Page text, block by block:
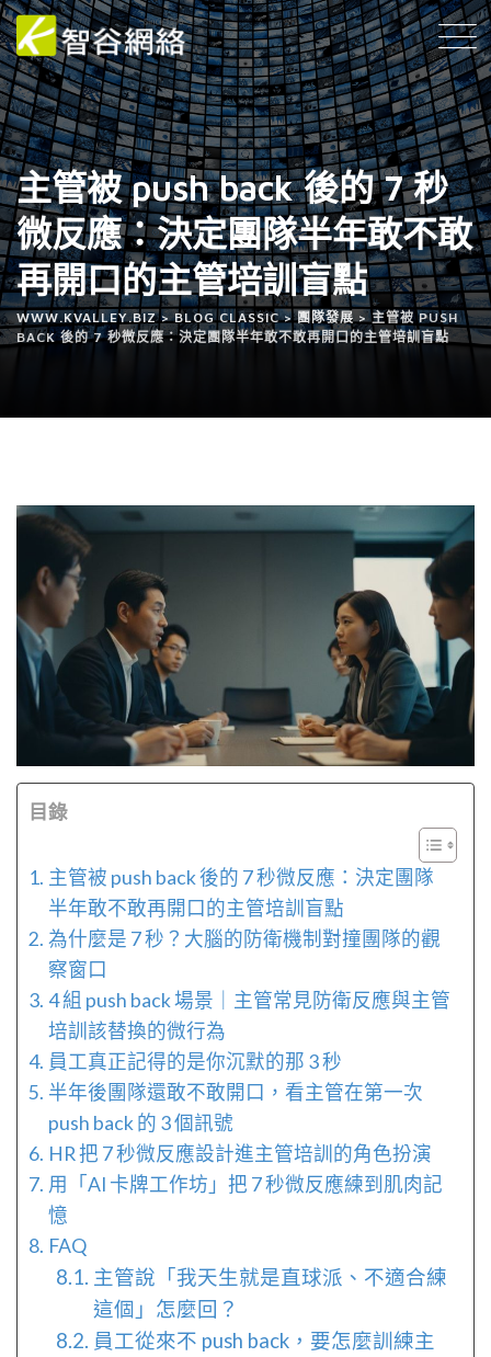
主管被 push back 後的 7 秒
微反應：決定團隊半年敢不敢
再開口的主管培訓盲點
WWW.KVALLEY.BIZ>BLOG CLASSIC>團隊發展>主管被 PUSH
BACK 後的 7 秒微反應：決定團隊半年敢不敢再開口的主管培訓盲點
目錄
主管被 push back 後的 7 秒微反應：決定團隊
半年敢不敢再開口的主管培訓盲點
為什麼是 7 秒？大腦的防衛機制對撞團隊的觀
察窗口
4 組 push back 場景｜主管常見防衛反應與主管
培訓該替換的微行為
員工真正記得的是你沉默的那 3 秒
半年後團隊還敢不敢開口，看主管在第一次
push back 的 3 個訊號
HR 把 7 秒微反應設計進主管培訓的角色扮演
用「AI 卡牌工作坊」把 7 秒微反應練到肌肉記
憶
FAQ
主管說「我天生就是直球派、不適合練
這個」怎麼回？
員工從來不 push back，要怎麼訓練主